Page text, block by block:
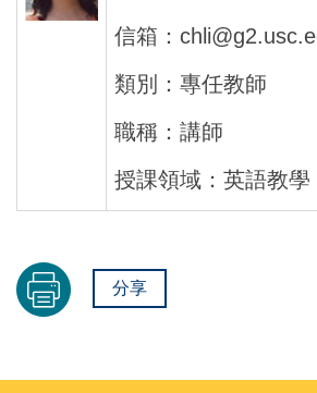
信箱：
類別：專任教師
職稱：講師
授課領域：英語教學
分享